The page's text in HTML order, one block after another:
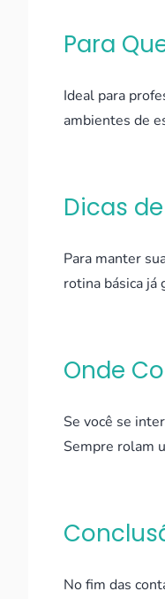
Para
Ideal para
ambientes de
Dicas
Para manter
rotina básica já
Onde
Se você se
Sempre rolam
No fim das